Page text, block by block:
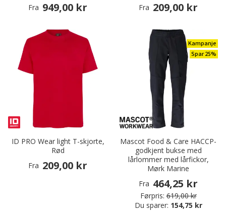
Fra 949,00 kr
Fra 209,00 kr
ID PRO Wear light T-skjorte,
Rød
Fra 209,00 kr
Kampanje
Spar 25%
Mascot Food & Care HACCP-
godkjent bukse med
lårlommer med lårfickor,
Mørk Marine
Fra 464,25 kr
Førpris: 619,00 kr
Du sparer: 154,75 kr